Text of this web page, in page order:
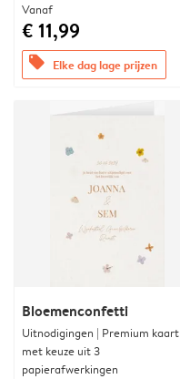
Vanaf
€ 11,99
offers Elke dag lage prijzen
Bloemenconfetti
Uitnodigingen | Premium kaart
met keuze uit 3
papierafwerkingen